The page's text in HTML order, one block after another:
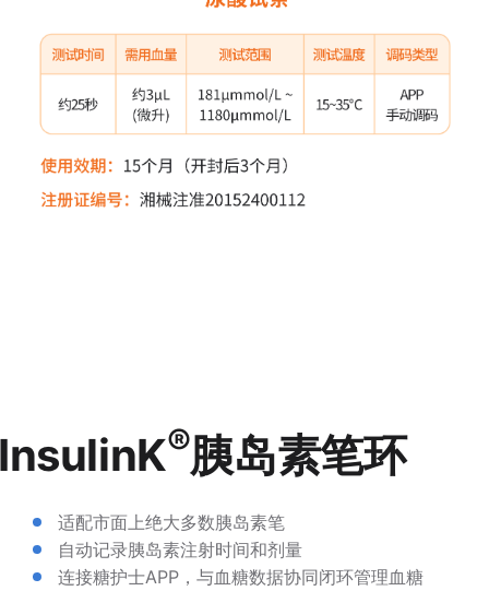
®胰岛素笔环
适配市面上绝大多数胰岛素笔
自动记录胰岛素注射时间和剂量
连接糖护士APP，与血糖数据协同闭环管理血糖